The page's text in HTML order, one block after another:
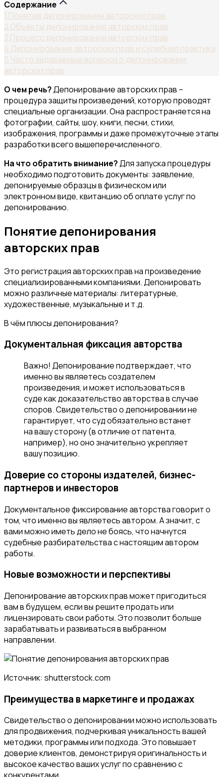
Содержание
1 Понятие депонирования авторских прав
2 Объекты депонирования авторских прав
3 Процесс депонирования авторских прав
4 Депонирование авторских прав и судебная практика
5 Часто задаваемые вопросы о депонировании
авторских прав
О чем речь?Депонирование авторских прав –
процедура защиты произведений, которую проводят
специальные организации. Она распространяется на
фотографии, сайты, шоу, книги, песни, стихи,
изображения, программы и даже промежуточные этапы
разработки всего вышеперечисленного.
На что обратить внимание?Для запуска процедуры
необходимо подготовить документы: заявление,
депонируемые образцы в физическом или
электронном виде, квитанцию об оплате услуг по
депонированию.
Понятие депонирования
авторских прав
Это регистрация авторских прав на произведение
специализированными компаниями. Депонировать
можно различные материалы: литературные,
художественные, музыкальные и т.д.
В чём плюсы депонирования?
Документальная фиксация авторства
Важно! Депонирование подтверждает, что
именно вы являетесь создателем
произведения, и может использоваться в
суде как доказательство авторства в случае
споров. Свидетельство о депонировании не
гарантирует, что суд обязательно встанет
на вашу сторону (в отличие от патента,
например), но оно значительно укрепляет
вашу позицию.
Доверие со стороны издателей, бизнес-
партнеров и инвесторов
Документальное фиксирование авторства говорит о
том, что именно вы являетесь автором. А значит, с
вами можно иметь дело не боясь, что начнутся
судебные разбирательства с настоящим автором
работы.
Новые возможности и перспективы
Депонирование авторских прав может пригодиться
вам в будущем, если вы решите продать или
лицензировать свои работы. Это позволит больше
зарабатывать и развиваться в выбранном
направлении.
Источник: shutterstock.com
Преимущества в маркетинге и продажах
Свидетельство о депонировании можно использовать
для продвижения, подчеркивая уникальность вашей
методики, программы или подхода. Это повышает
доверие клиентов, демонстрируя оригинальность и
высокое качество ваших услуг по сравнению с